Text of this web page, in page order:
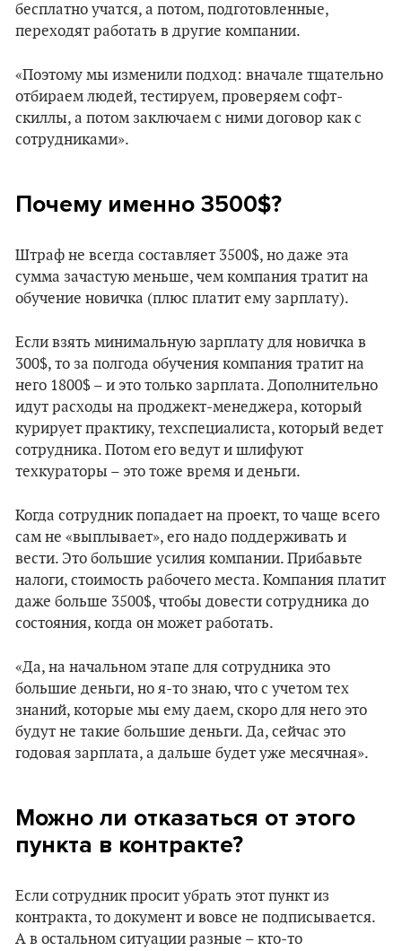
бесплатно учатся, а потом, подготовленные,
переходят работать в другие компании.
«Поэтому мы изменили подход: вначале тщательно
отбираем людей, тестируем, проверяем софт-
скиллы, а потом заключаем с ними договор как с
сотрудниками».
Почему именно 3500$?
Штраф не всегда составляет 3500$, но даже эта
сумма зачастую меньше, чем компания тратит на
обучение новичка (плюс платит ему зарплату).
Если взять минимальную зарплату для новичка в
300$, то за полгода обучения компания тратит на
него 1800$ – и это только зарплата. Дополнительно
идут расходы на проджект-менеджера, который
курирует практику, техспециалиста, который ведет
сотрудника. Потом его ведут и шлифуют
техкураторы – это тоже время и деньги.
Когда сотрудник попадает на проект, то чаще всего
сам не «выплывает», его надо поддерживать и
вести. Это большие усилия компании. Прибавьте
налоги, стоимость рабочего места. Компания платит
даже больше 3500$, чтобы довести сотрудника до
состояния, когда он может работать.
«Да, на начальном этапе для сотрудника это
большие деньги, но я-то знаю, что с учетом тех
знаний, которые мы ему даем, скоро для него это
будут не такие большие деньги. Да, сейчас это
годовая зарплата, а дальше будет уже месячная».
Можно ли отказаться от этого
пункта в контракте?
Если сотрудник просит убрать этот пункт из
контракта, то документ и вовсе не подписывается.
А в остальном ситуации разные – кто-то